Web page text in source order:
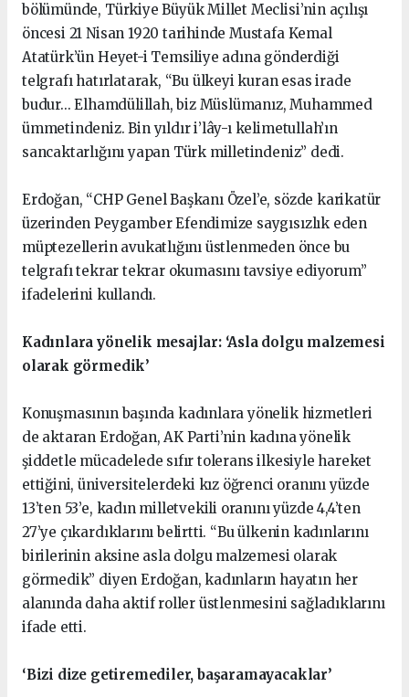
bölümünde, Türkiye Büyük Millet Meclisi’nin açılışı
öncesi 21 Nisan 1920 tarihinde Mustafa Kemal
Atatürk’ün Heyet-i Temsiliye adına gönderdiği
telgrafı hatırlatarak, “Bu ülkeyi kuran esas irade
budur... Elhamdülillah, biz Müslümanız, Muhammed
ümmetindeniz. Bin yıldır i’lây-ı kelimetullah’ın
sancaktarlığını yapan Türk milletindeniz” dedi.
Erdoğan, “CHP Genel Başkanı Özel’e, sözde karikatür
üzerinden Peygamber Efendimize saygısızlık eden
müptezellerin avukatlığını üstlenmeden önce bu
telgrafı tekrar tekrar okumasını tavsiye ediyorum”
ifadelerini kullandı.
Kadınlara yönelik mesajlar: ‘Asla dolgu malzemesi
olarak görmedik’
Konuşmasının başında kadınlara yönelik hizmetleri
de aktaran Erdoğan, AK Parti’nin kadına yönelik
şiddetle mücadelede sıfır tolerans ilkesiyle hareket
ettiğini, üniversitelerdeki kız öğrenci oranını yüzde
13’ten 53’e, kadın milletvekili oranını yüzde 4,4’ten
27’ye çıkardıklarını belirtti. “Bu ülkenin kadınlarını
birilerinin aksine asla dolgu malzemesi olarak
görmedik” diyen Erdoğan, kadınların hayatın her
alanında daha aktif roller üstlenmesini sağladıklarını
ifade etti.
‘Bizi dize getiremediler, başaramayacaklar’